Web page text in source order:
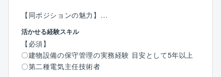
その分、厳しいお言葉を頂戴することもありますが、
それが達成感ややりがいに繋がります。
◇円滑、柔軟なプロジェクト遂行
約7,8割が自社請け案件です。設計～施工管理～保守サ
【同ポジションの魅力】
〇データセンターに配属となりますが夜間はパートナ
ー企業が対応するため、夜勤宿直はございません！
〇残業平均は10～20時間程度、年休120日とWLBが整
っており、電気主任技術者としての実務経験を積めま
すので、スキルアップ、キャリアアップがかなう環境
活かせる経験スキル
【必須】
〇建物設備の保守管理の実務経験 目安として5年以上
〇第二種電気主任技術者